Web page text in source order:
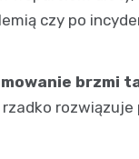
czy po
brzmi